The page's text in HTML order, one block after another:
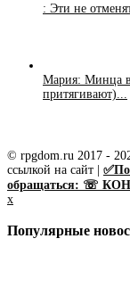
: Эти не
Мария: Минца в
притягивают)...
© rpgdom.ru 2017 -
ссылкой на сайт |
обращаться: ☏
x
Популярные